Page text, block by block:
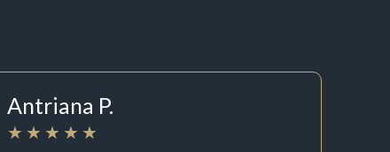
Antriana P.